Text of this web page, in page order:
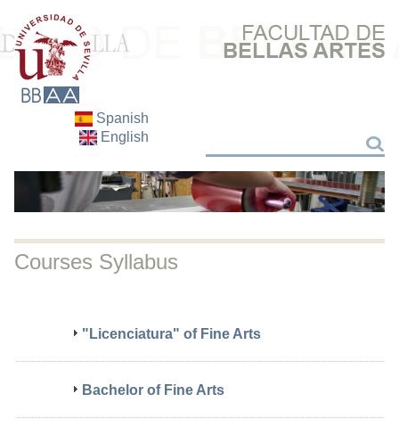
Spanish
English
Search
Courses Syllabus
"Licenciatura" of Fine Arts
Bachelor of Fine Arts